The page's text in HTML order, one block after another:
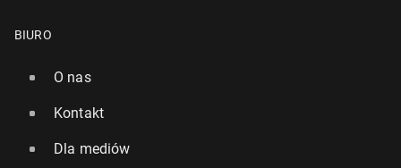
BIURO
O nas
Kontakt
Dla mediów